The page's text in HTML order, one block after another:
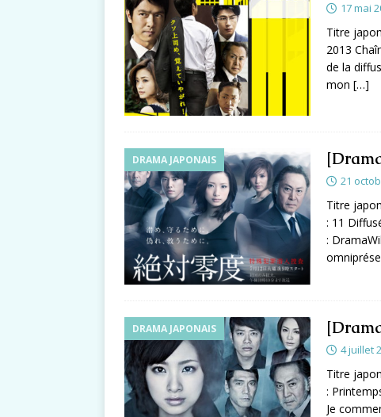
17 mai
Titre
2013
de la
mon […]
DRAMA JAPONAIS
21
Titre
: 11
:
DRAMA JAPONAIS
4 juillet
Titre
:
Je